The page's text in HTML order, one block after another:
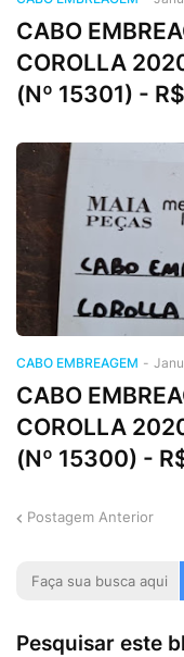
CABO
COROLLA
(Nº 15301) -
CABO EMBREAGEM -
CABO
COROLLA
(Nº 15300) -
Postagem Anterior
Pesquisar este